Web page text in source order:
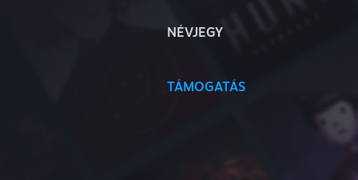
NÉVJEGY
TÁMOGATÁS